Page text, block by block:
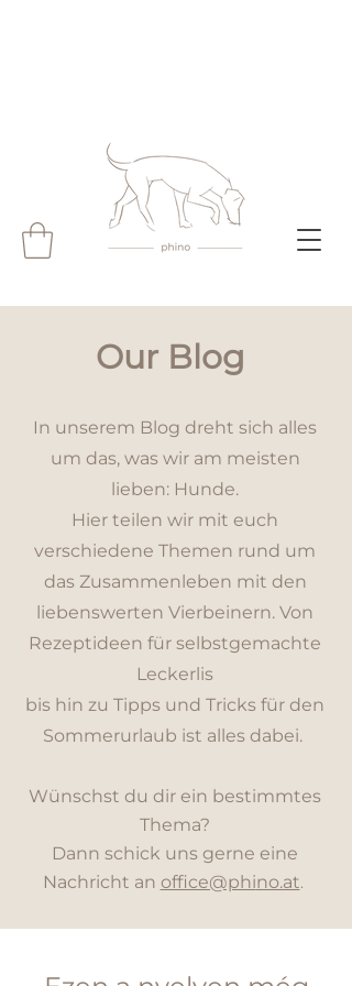
Our Blog
In unserem Blog dreht sich alles
um das, was wir am meisten
lieben: Hunde.
Hier teilen wir mit euch
verschiedene Themen rund um
das Zusammenleben mit den
liebenswerten Vierbeinern. Von
Rezeptideen für selbstgemachte
Leckerlis
bis hin zu Tipps und Tricks für den
Sommerurlaub ist alles dabei.
Wünschst du dir ein bestimmtes
Thema?
Dann schick uns gerne eine
Nachricht an office@phino.at.